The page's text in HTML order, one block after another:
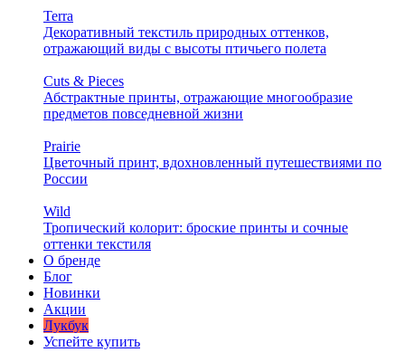
Terra
Декоративный текстиль природных оттенков,
отражающий виды с высоты птичьего полета
Cuts & Pieces
Абстрактные принты, отражающие многообразие
предметов повседневной жизни
Prairie
Цветочный принт, вдохновленный путешествиями по
России
Wild
Тропический колорит: броские принты и сочные
оттенки текстиля
О бренде
Блог
Новинки
Акции
Лукбук
Успейте купить